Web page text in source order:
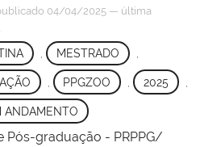
04/04/2025 — última
MESTRADO
PPGZOO , 2025
ANDAMENTO
Pós-graduação - PRPPG/